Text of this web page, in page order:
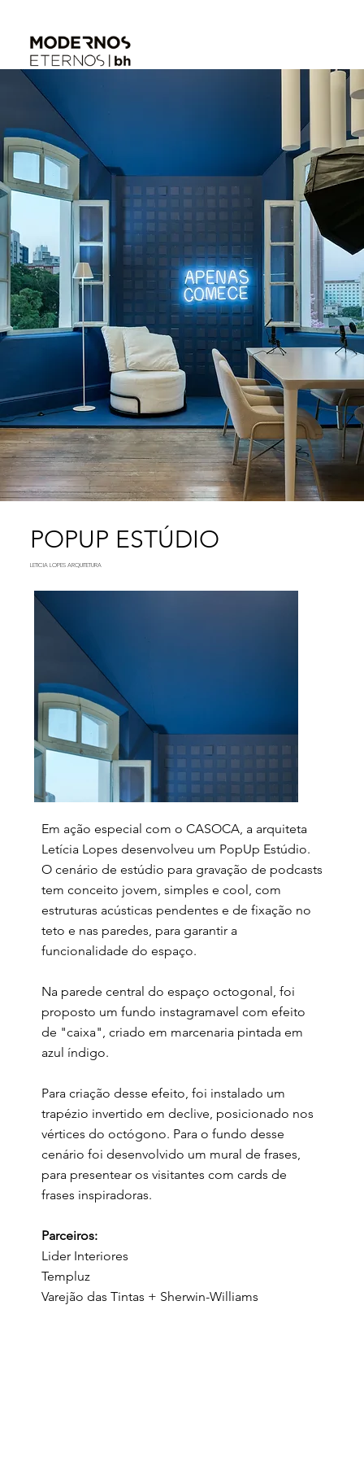
POPUP ESTÚDIO
LETICIA LOPES ARQUITETURA
Em ação especial com o CASOCA, a arquiteta
Letícia Lopes desenvolveu um PopUp Estúdio.
O cenário de estúdio para gravação de podcasts
tem conceito jovem, simples e cool, com
estruturas acústicas pendentes e de fixação no
teto e nas paredes, para garantir a
funcionalidade do espaço.
Na parede central do espaço octogonal, foi
proposto um fundo instagramavel com efeito
de "caixa", criado em marcenaria pintada em
azul índigo.
Para criação desse efeito, foi instalado um
trapézio invertido em declive, posicionado nos
vértices do octógono. Para o fundo desse
cenário foi desenvolvido um mural de frases,
para presentear os visitantes com cards de
frases inspiradoras.
Parceiros:
Lider Interiores
Templuz
Varejão das Tintas + Sherwin-Williams